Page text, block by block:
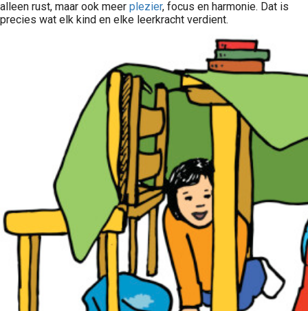
alleen rust, maar ook meer plezier, focus en harmonie. Dat is
precies wat elk kind en elke leerkracht verdient.